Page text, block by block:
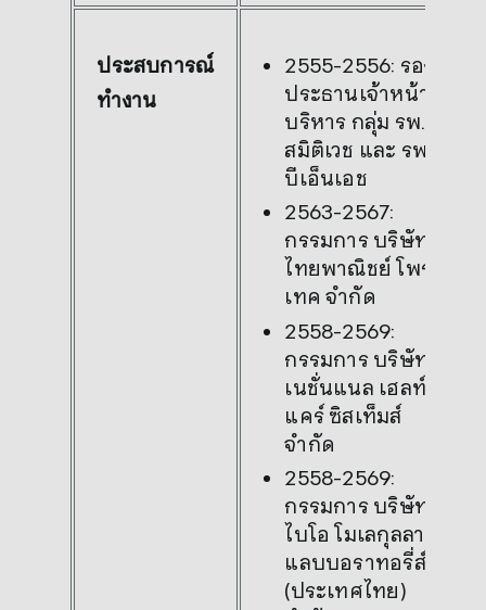
ประสบการณ์
ทำงาน
2555-2556: รอง
ประธานเจ้าหน้าที่
บริหาร กลุ่ม รพ.
สมิติเวช และ รพ.
บีเอ็นเอช
2563-2567:
กรรมการ บริษัท
ไทยพาณิชย์ โพร
เทค จำกัด
2558-2569:
กรรมการ บริษัท
เนชั่นแนล เฮลท์
แคร์ ซิสเท็มส์
จำกัด
2558-2569:
กรรมการ บริษัท
ไบโอ โมเลกุลลาร์
แลบบอราทอรี่ส์
(ประเทศไทย)